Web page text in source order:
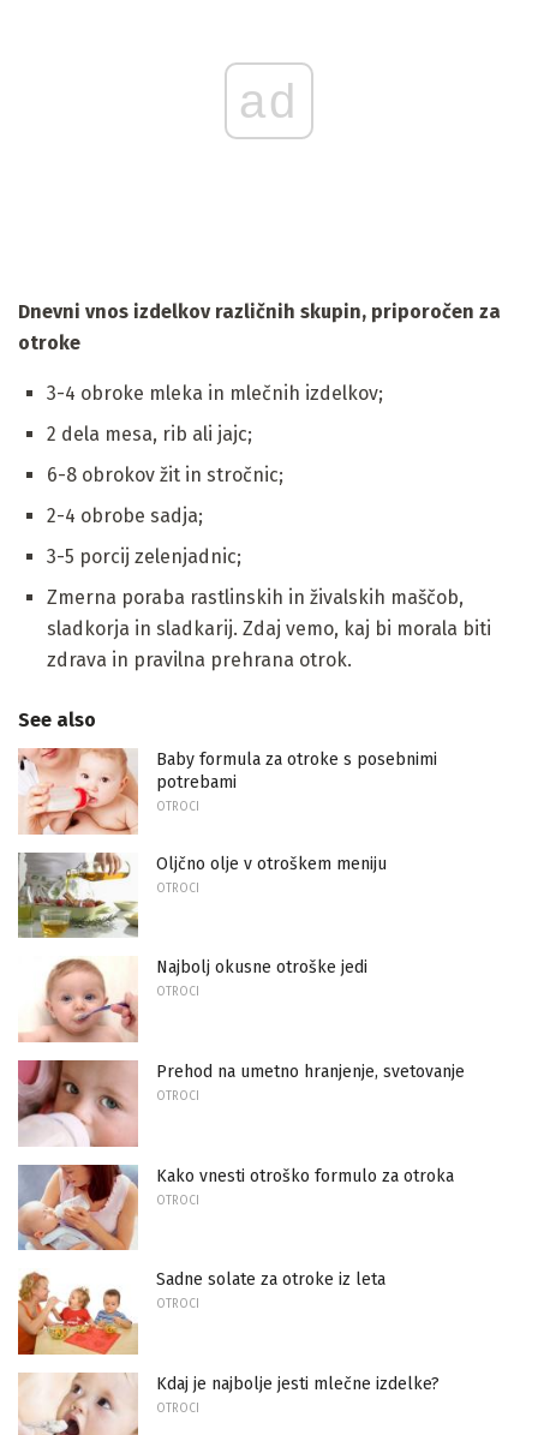
ad
Dnevni vnos izdelkov različnih skupin, priporočen za
otroke
3-4 obroke mleka in mlečnih izdelkov;
2 dela mesa, rib ali jajc;
6-8 obrokov žit in stročnic;
2-4 obrobe sadja;
3-5 porcij zelenjadnic;
Zmerna poraba rastlinskih in živalskih maščob,
sladkorja in sladkarij. Zdaj vemo, kaj bi morala biti
zdrava in pravilna prehrana otrok.
See also
Baby formula za otroke s posebnimi
potrebami
OTROCI
Oljčno olje v otroškem meniju
OTROCI
Najbolj okusne otroške jedi
OTROCI
Prehod na umetno hranjenje, svetovanje
OTROCI
Kako vnesti otroško formulo za otroka
OTROCI
Sadne solate za otroke iz leta
OTROCI
Kdaj je najbolje jesti mlečne izdelke?
OTROCI